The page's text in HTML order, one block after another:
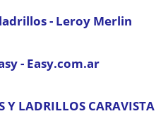
- Leroy Merlin
- Easy.com.ar
Y LADRILLOS CARAVISTA